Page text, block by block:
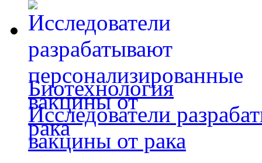
Биотехнология
Исследователи
вакцины от рака